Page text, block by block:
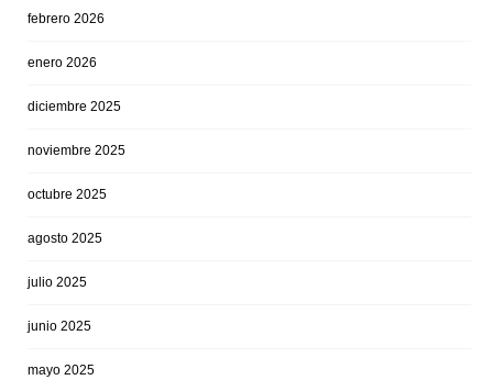
febrero 2026
enero 2026
diciembre 2025
noviembre 2025
octubre 2025
agosto 2025
julio 2025
junio 2025
mayo 2025